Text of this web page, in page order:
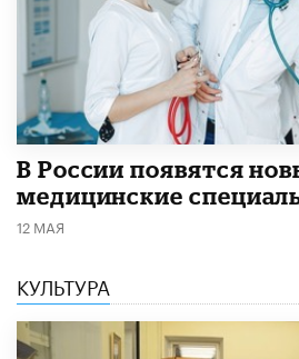
В России появятся
медицинские
12 МАЯ
КУЛЬТУРА